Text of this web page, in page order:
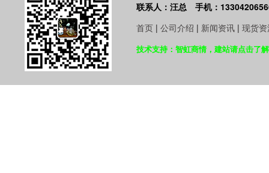
联系人：汪总 手机：
首页 | 公司介绍 | 新闻资讯 | 现货
技术支持：智虹商情，建站请点击了解